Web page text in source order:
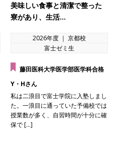
美味しい食事と清潔で整った
寮があり、生活…
2026年度 ｜ 京都校
富士ゼミ生
藤田医科大学医学部医学科合格
Y・Hさん
私は二浪目で富士学院に入塾しまし
た。一浪目に通っていた予備校では
授業数が多く、自習時間が十分に確
保で […]